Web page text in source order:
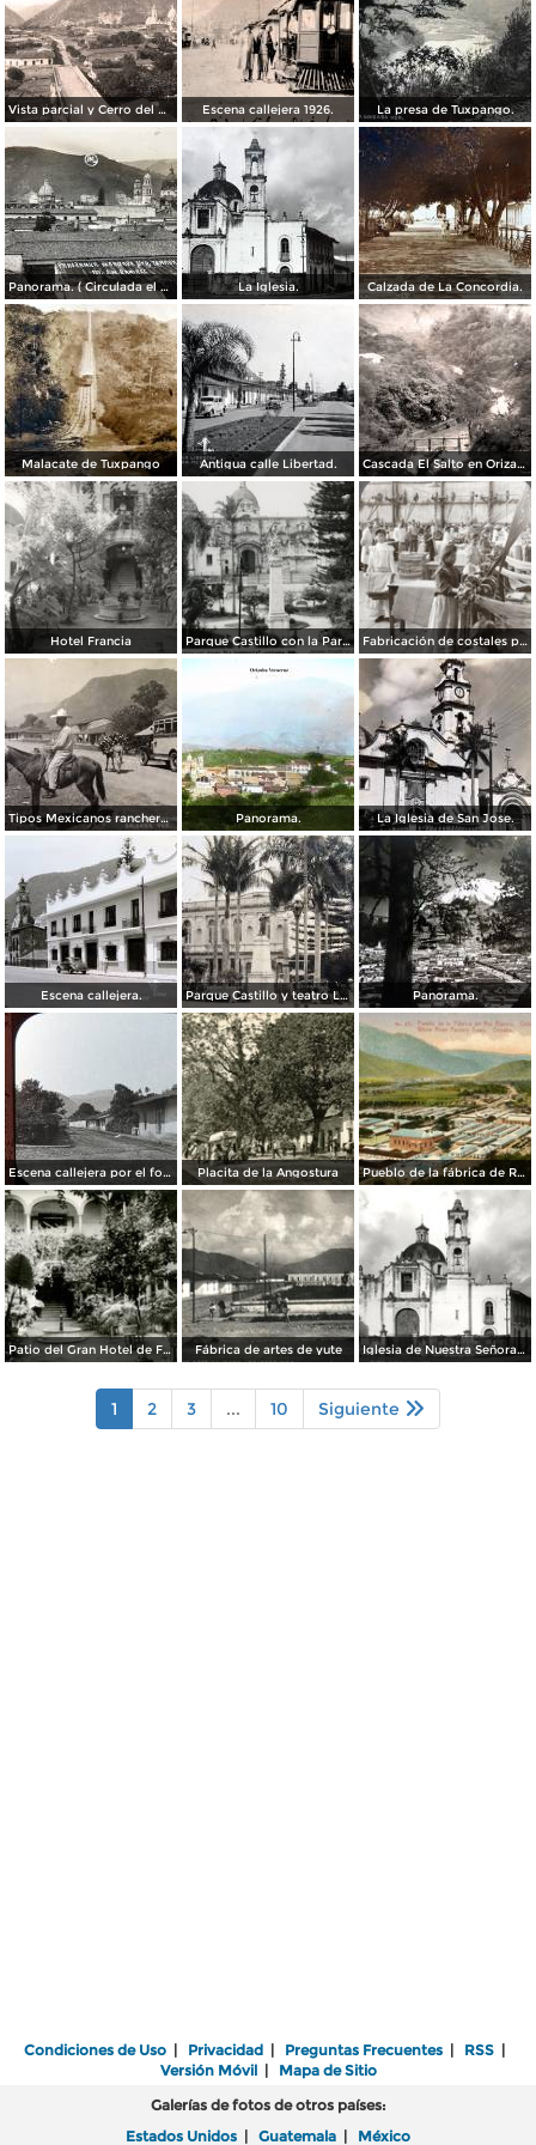
Vista parcial y Cerro del Borrego Escena callejera 1926. La presa de Tuxpango.
Panorama. ( Circulada el 3 de Noviembre de 1929 ). La Iglesia. Calzada de La Concordia.
Malacate de Tuxpango Antigua calle Libertad. Cascada El Salto en Orizaba, Veracruz por el Fotógrafo Hugo Brehme.
Hotel Francia Parque Castillo con la Parroquia Fabricación de costales para café en la compañía Santa Getrudis
Tipos Mexicanos ranchero motivo tipico.. Panorama. La Iglesia de San Jose.
Escena callejera. Parque Castillo y teatro Llave. Panorama.
Escena callejera por el fotografo William H. Rau.. Placita de la Angostura Pueblo de la fábrica de Río Blanco
Patio del Gran Hotel de Francia Fábrica de artes de yute Iglesia de Nuestra Señora de los Dolores
1 2 3 ... 10 Siguiente
Condiciones de Uso | Privacidad | Preguntas Frecuentes | RSS |
Versión Móvil| Mapa de Sitio
Galerías de fotos de otros países:
Estados Unidos | Guatemala | México